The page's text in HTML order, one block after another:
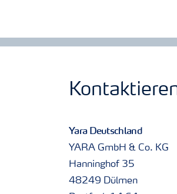
Yara Deutschland
YARA GmbH & Co. KG
Hanninghof 35
48249 Dülmen